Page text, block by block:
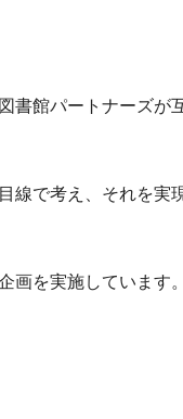
書館パートナーズが
線で考え、それを実
を実施しています。